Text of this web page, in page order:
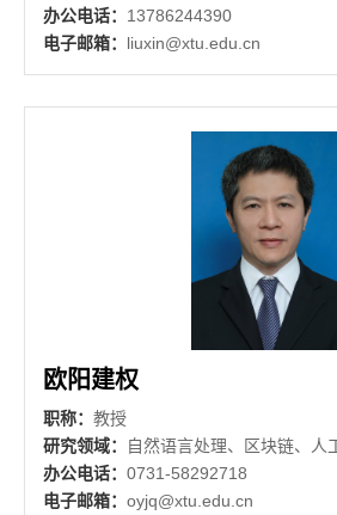
办公电话： 13786244390
电子邮箱： liuxin@xtu.edu.cn
欧阳建权
职称： 教授
研究领域：
自然语言处理、区块链、人
办公电话： 0731-58292718
电子邮箱： oyjq@xtu.edu.cn